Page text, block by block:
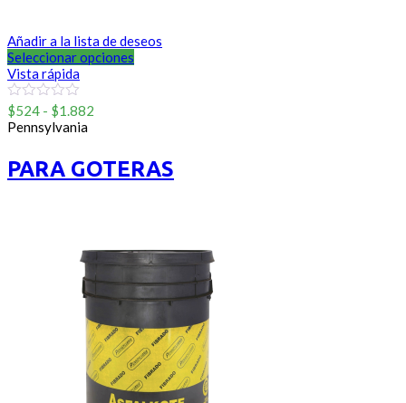
Añadir a la lista de deseos
Seleccionar opciones
Vista rápida
0
out
of
$524 - $1.882
desde
$524
Pennsylvania
PARA GOTERAS